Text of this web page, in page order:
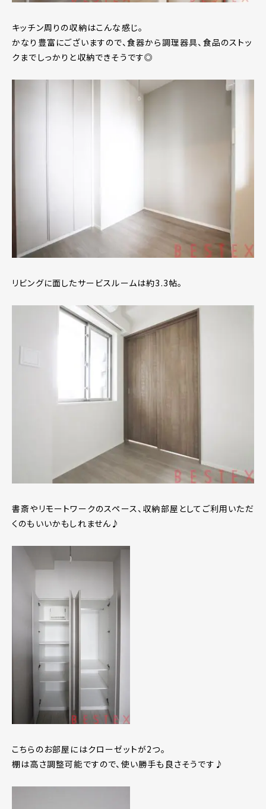
キッチン周りの収納はこんな感じ。
かなり豊富にございますので、食器から調理器具、食品のストッ
クまでしっかりと収納できそうです◎
リビングに面したサービスルームは約3.3帖。
書斎やリモートワークのスペース、収納部屋としてご利用いただ
くのもいいかもしれません♪
こちらのお部屋にはクローゼットが2つ。
棚は高さ調整可能ですので、使い勝手も良さそうです♪